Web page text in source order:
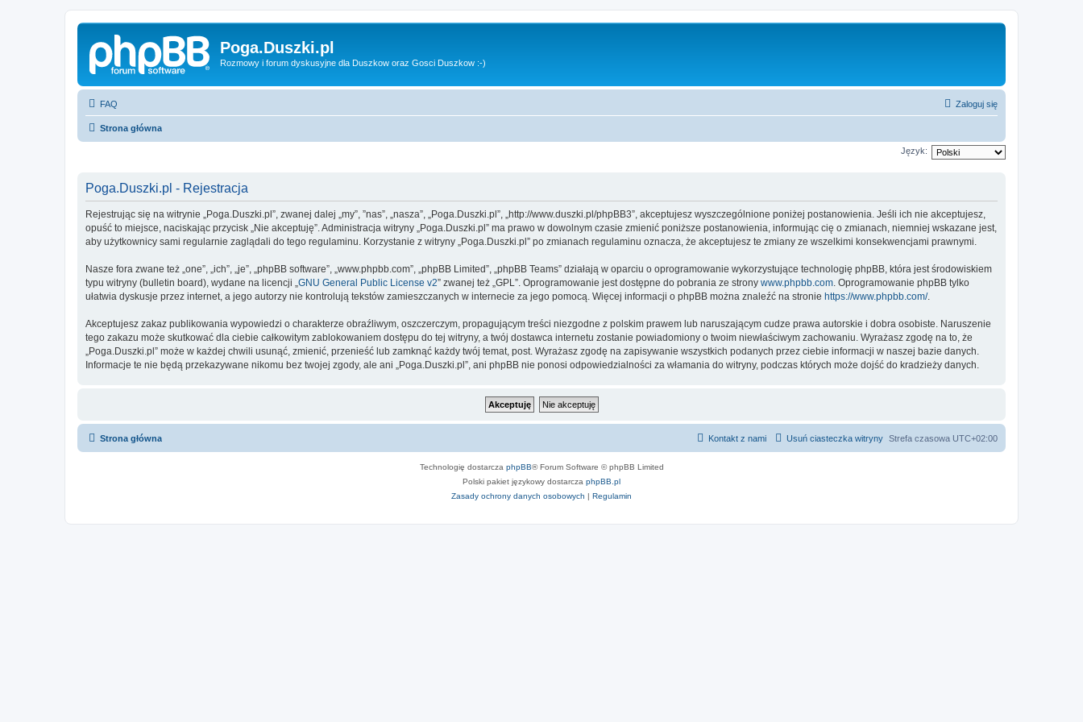
Poga.Duszki.pl
Rozmowy i forum dyskusyjne dla Duszkow oraz Gosci Duszkow :-)
FAQ Zaloguj się
Strona główna
Język:
Poga.Duszki.pl - Rejestracja
Rejestrując się na witrynie „Poga.Duszki.pl”, zwanej dalej „my”, ”nas”, „nasza”, „Poga.Duszki.pl”, „http://www.duszki.pl/phpBB3”, akceptujesz wyszczególnione poniżej postanowienia. Jeśli ich nie akceptujesz,
opuść to miejsce, naciskając przycisk „Nie akceptuję”. Administracja witryny „Poga.Duszki.pl” ma prawo w dowolnym czasie zmienić poniższe postanowienia, informując cię o zmianach, niemniej wskazane jest,
aby użytkownicy sami regularnie zaglądali do tego regulaminu. Korzystanie z witryny „Poga.Duszki.pl” po zmianach regulaminu oznacza, że akceptujesz te zmiany ze wszelkimi konsekwencjami prawnymi.
Nasze fora zwane też „one”, „ich”, „je”, „phpBB software”, „www.phpbb.com”, „phpBB Limited”, „phpBB Teams” działają w oparciu o oprogramowanie wykorzystujące technologię phpBB, która jest środowiskiem
typu witryny (bulletin board), wydane na licencji „GNU General Public License v2” zwanej też „GPL”. Oprogramowanie jest dostępne do pobrania ze strony www.phpbb.com. Oprogramowanie phpBB tylko
ułatwia dyskusje przez internet, a jego autorzy nie kontrolują tekstów zamieszczanych w internecie za jego pomocą. Więcej informacji o phpBB można znaleźć na stronie https://www.phpbb.com/.
Akceptujesz zakaz publikowania wypowiedzi o charakterze obraźliwym, oszczerczym, propagującym treści niezgodne z polskim prawem lub naruszającym cudze prawa autorskie i dobra osobiste. Naruszenie
tego zakazu może skutkować dla ciebie całkowitym zablokowaniem dostępu do tej witryny, a twój dostawca internetu zostanie powiadomiony o twoim niewłaściwym zachowaniu. Wyrażasz zgodę na to, że
„Poga.Duszki.pl” może w każdej chwili usunąć, zmienić, przenieść lub zamknąć każdy twój temat, post. Wyrażasz zgodę na zapisywanie wszystkich podanych przez ciebie informacji w naszej bazie danych.
Informacje te nie będą przekazywane nikomu bez twojej zgody, ale ani „Poga.Duszki.pl”, ani phpBB nie ponosi odpowiedzialności za włamania do witryny, podczas których może dojść do kradzieży danych.
Strona główna Strefa czasowa UTC+02:00
Usuń ciasteczka witryny
Kontakt z nami
Technologię dostarcza phpBB® Forum Software © phpBB Limited
Polski pakiet językowy dostarcza phpBB.pl
Zasady ochrony danych osobowych | Regulamin